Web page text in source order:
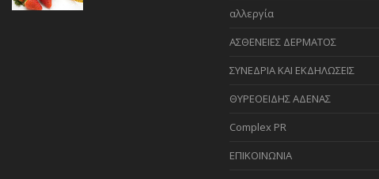
αλλεργία
ΑΣΘΕΝΕΙΕΣ ΔΕΡΜΑΤΟΣ
ΣΥΝΕΔΡΙΑ ΚΑΙ ΕΚΔΗΛΩΣΕΙΣ
ΘΥΡΕΟΕΙΔΗΣ ΑΔΕΝΑΣ
Complex PR
ΕΠΙΚΟΙΝΩΝΙΑ